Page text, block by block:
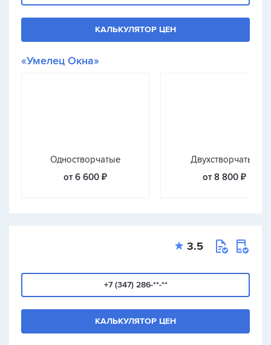
КАЛЬКУЛЯТОР ЦЕН
«Умелец Окна»
Одностворчатые
от 6 600 ₽
Двухстворчатые
от 8 800 ₽
3.5
+7 (347) 286-**-**
КАЛЬКУЛЯТОР ЦЕН